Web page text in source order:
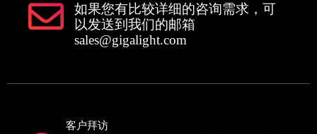
如果您有比较详细的咨询需求，可
以发送到我们的邮箱
sales@gigalight.com
客户拜访